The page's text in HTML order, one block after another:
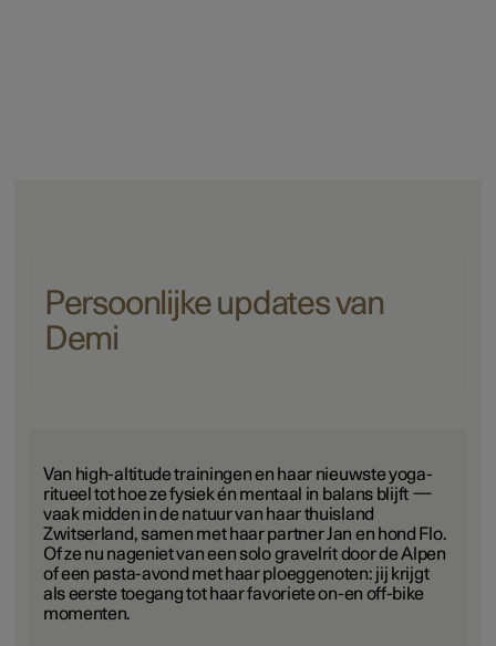
Persoonlijke updates van
Demi
Van high-altitude trainingen en haar nieuwste yoga-
ritueel tot hoe ze fysiek én mentaal in balans blijft —
vaak midden in de natuur van haar thuisland
Zwitserland, samen met haar partner Jan en hond Flo.
Of ze nu nageniet van een solo gravelrit door de Alpen
of een pasta-avond met haar ploeggenoten: jij krijgt
als eerste toegang tot haar favoriete on-en off-bike
momenten.